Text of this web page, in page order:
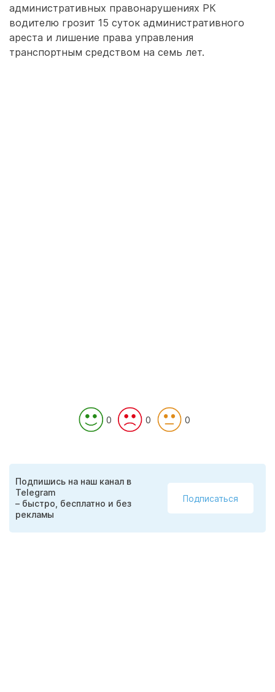
административных правонарушениях РК
водителю грозит 15 суток административного
ареста и лишение права управления
транспортным средством на семь лет.
0 0 0
Подпишись на наш канал в
Telegram
– быстро, бесплатно и без
рекламы
Подписаться